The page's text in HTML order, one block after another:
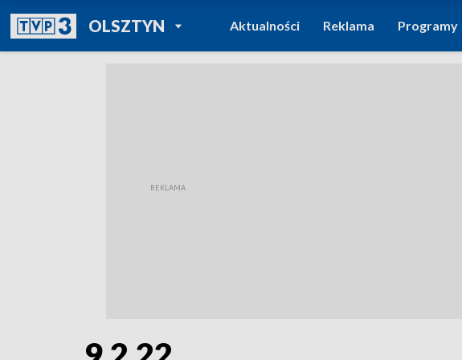
OLSZTYNPOWRÓT DO
TVP REGIONY
Aktualności Reklama Programy